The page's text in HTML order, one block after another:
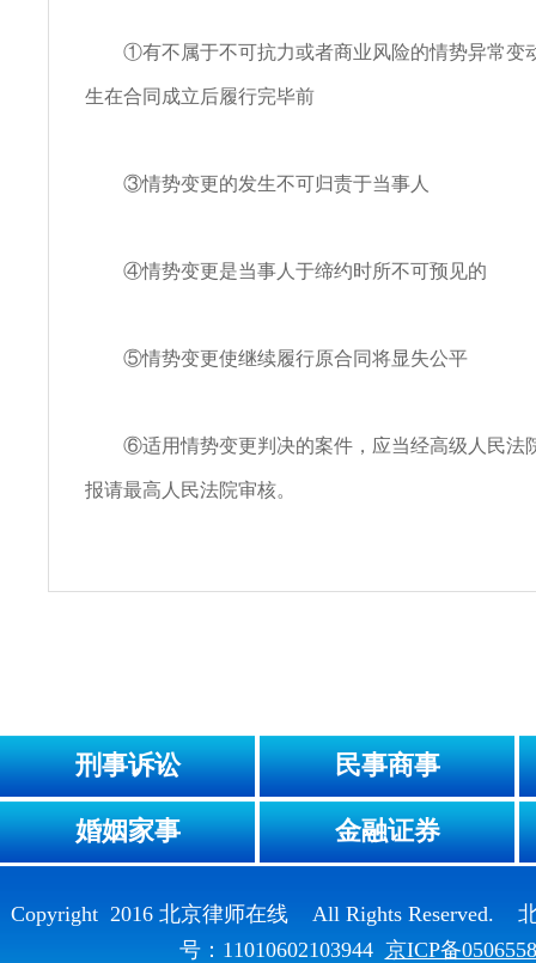
①有不属于不可抗力或者商业风险的情势异常变
生在合同成立后履行完毕前
③情势变更的发生不可归责于当事人
④情势变更是当事人于缔约时所不可预见的
⑤情势变更使继续履行原合同将显失公平
⑥适用情势变更判决的案件，应当经高级人民法
报请最高人民法院审核。
刑事诉讼 民事商事
婚姻家事 金融证券
Copyright 2016 北京律师在线 All Rights Reserved.
号：11010602103944 京ICP备